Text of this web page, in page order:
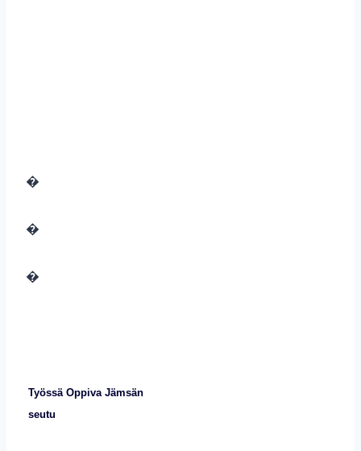
�
�
�
Työssä Oppiva Jämsän
seutu